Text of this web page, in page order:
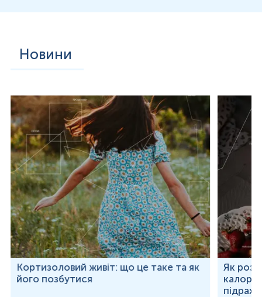
Новини
Кортизоловий живіт: що це таке та як
його позбутися
Як